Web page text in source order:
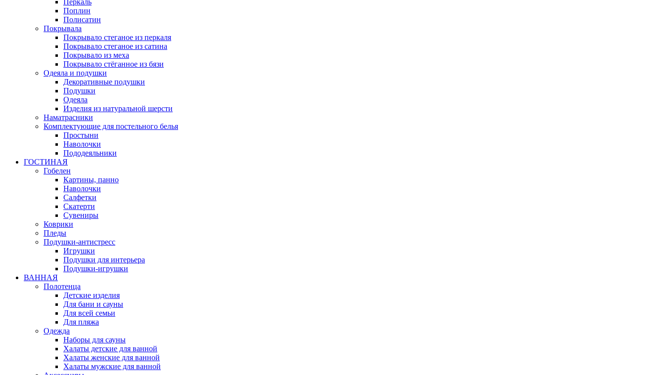
Перкаль
Поплин
Полисатин
Покрывала
Покрывало стеганое из перкаля
Покрывало стеганое из сатина
Покрывало из меха
Покрывало стёганное из бязи
Одеяла и подушки
Декоративные подушки
Подушки
Одеяла
Изделия из натуральной шерсти
Наматраcники
Комплектующие для постельного белья
Простыни
Наволочки
Пододеяльники
ГОСТИНАЯ
Гобелен
Картины, панно
Наволочки
Салфетки
Скатерти
Сувениры
Коврики
Пледы
Подушки-антистресс
Игрушки
Подушки для интерьера
Подушки-игрушки
ВАННАЯ
Полотенца
Детские изделия
Для бани и сауны
Для всей семьи
Для пляжа
Одежда
Наборы для сауны
Халаты детские для ванной
Халаты женские для ванной
Халаты мужские для ванной